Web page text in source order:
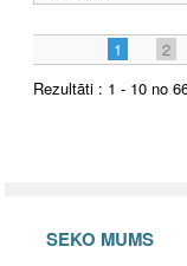
1 2
Rezultāti : 1 - 10 no
SEKO MUMS